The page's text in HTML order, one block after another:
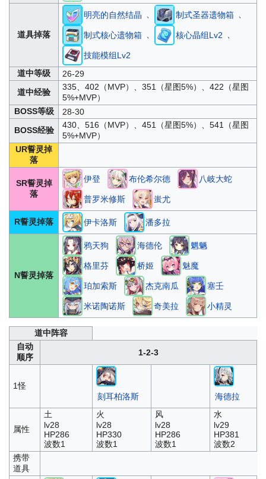
道具掉落
明亮的自然结晶 制式圣器遗物箱
制式核心遗物箱 核心晶组Lv2
技能模组Lv2
道中等级
26-29
道中经验
335、402（MVP）、351（星图5%）、422（星图
5%+MVP）
BOSS等级
28-30
BOSS经验
430、516（MVP）、451（星图5%）、541（星图
5%+MVP）
UR誓灵掉
落
SR誓灵掉
落
伊登 布伦希尔德 八岐大蛇
普罗米修斯 蚩尤
R誓灵掉落 伊卡洛斯 潘多拉
N誓灵掉落
鸦天狗 海德伦 魍魉
格里芬 桥姬 魅魔
珀加索斯 杰克南瓜 塞壬
米诺陶诺斯 奇美拉 小精灵
道中阵容
自动
顺序
1-2-3
1怪
刻耳柏洛斯
海德拉
属性
土
lv28
HP286
波数1
火
lv28
HP330
波数1
风
lv28
HP286
波数1
水
lv29
HP381
波数2
携带
道具